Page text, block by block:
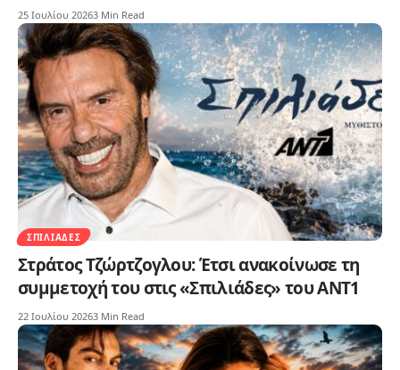
25 Ιουλίου 20263 Min Read
ΣΠΙΛΙΆΔΕΣ
Στράτος Τζώρτζογλου: Έτσι ανακοίνωσε τη
συμμετοχή του στις «Σπιλιάδες» του ΑΝT1
22 Ιουλίου 20263 Min Read